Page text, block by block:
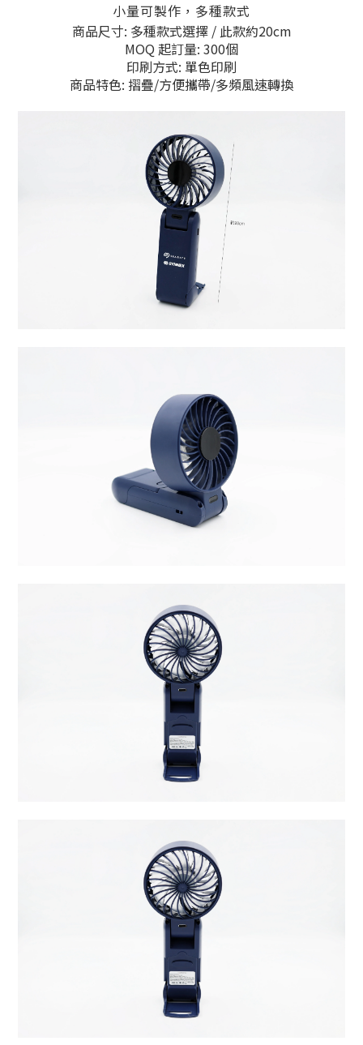
小量可製作，多種款式
商品尺寸: 多種款式選擇 / 此款約20cm
MOQ 起訂量: 300個
印刷方式: 單色印刷
商品特色: 摺疊/方便攜帶/多頻風速轉換